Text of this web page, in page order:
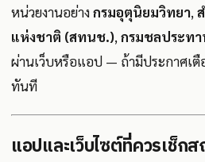
หน่วยงานอย่างกรมอุตุนิยมวิทยา,
แห่งชาติ (สทนช.), กรมชลประท
ผ่านเว็บหรือแอป — ถ้ามีประกาศเตื
ทันที
แอปและเว็บไซต์ที่ควรเช็